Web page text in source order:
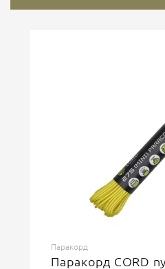
Паракорд
Паракорд CORD